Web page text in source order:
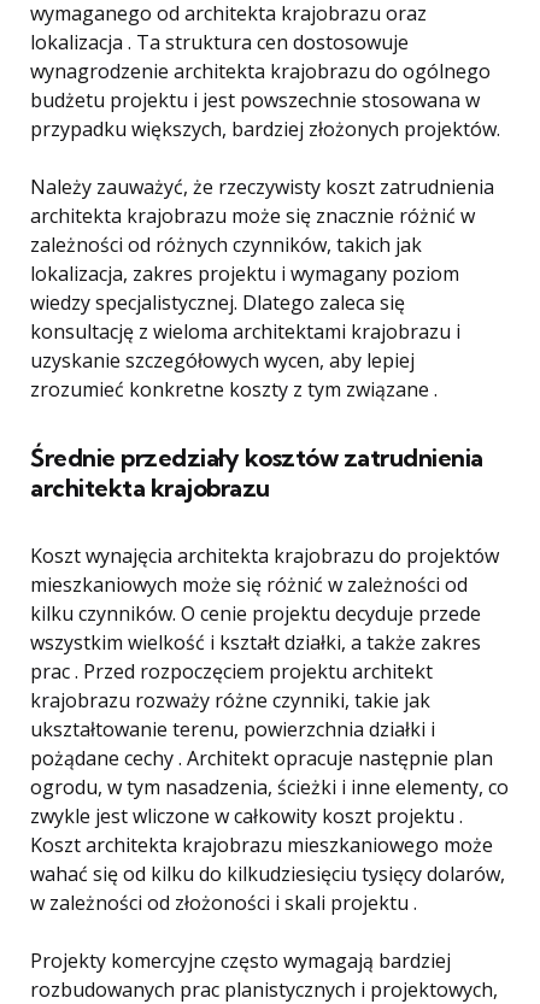
wymaganego od architekta krajobrazu oraz
lokalizacja . Ta struktura cen dostosowuje
wynagrodzenie architekta krajobrazu do ogólnego
budżetu projektu i jest powszechnie stosowana w
przypadku większych, bardziej złożonych projektów.
Należy zauważyć, że rzeczywisty koszt zatrudnienia
architekta krajobrazu może się znacznie różnić w
zależności od różnych czynników, takich jak
lokalizacja, zakres projektu i wymagany poziom
wiedzy specjalistycznej. Dlatego zaleca się
konsultację z wieloma architektami krajobrazu i
uzyskanie szczegółowych wycen, aby lepiej
zrozumieć konkretne koszty z tym związane .
Średnie przedziały kosztów zatrudnienia
architekta krajobrazu
Koszt wynajęcia architekta krajobrazu do projektów
mieszkaniowych może się różnić w zależności od
kilku czynników. O cenie projektu decyduje przede
wszystkim wielkość i kształt działki, a także zakres
prac . Przed rozpoczęciem projektu architekt
krajobrazu rozważy różne czynniki, takie jak
ukształtowanie terenu, powierzchnia działki i
pożądane cechy . Architekt opracuje następnie plan
ogrodu, w tym nasadzenia, ścieżki i inne elementy, co
zwykle jest wliczone w całkowity koszt projektu .
Koszt architekta krajobrazu mieszkaniowego może
wahać się od kilku do kilkudziesięciu tysięcy dolarów,
w zależności od złożoności i skali projektu .
Projekty komercyjne często wymagają bardziej
rozbudowanych prac planistycznych i projektowych,